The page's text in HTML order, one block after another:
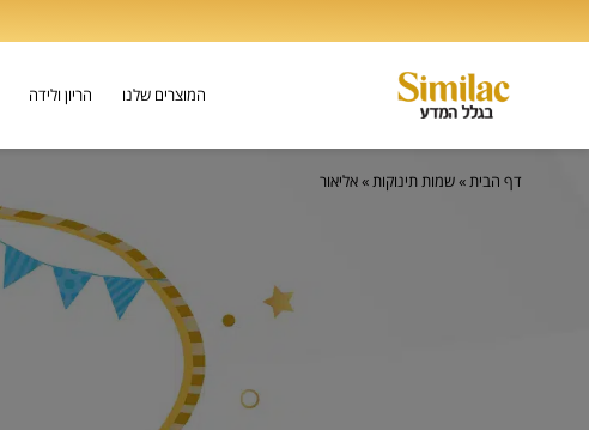
המוצרים שלנו הריון ולידה
דף הבית»שמות תינוקות»אליאור